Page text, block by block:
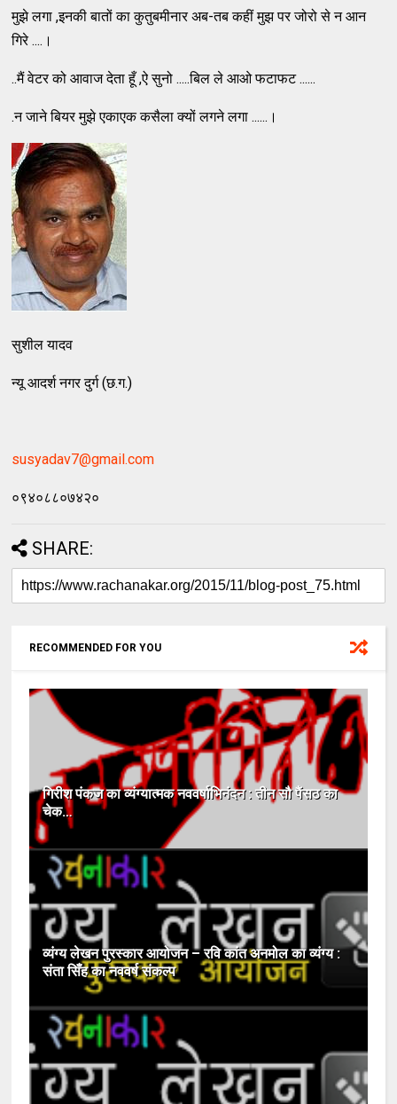
मुझे लगा ,इनकी बातों का कुतुबमीनार अब-तब कहीं मुझ पर जोरो से न आन
गिरे ....।
..मैं वेटर को आवाज देता हूँ ,ऐ सुनो .....बिल ले आओ फटाफट ......
.न जाने बियर मुझे एकाएक कसैला क्यों लगने लगा ......।
सुशील यादव
न्यू आदर्श नगर दुर्ग (छ.ग.)
susyadav7@gmail.com
०९४०८८०७४२०
SHARE:
RECOMMENDED FOR YOU
गिरीश पंकज का व्यंग्यात्मक नववर्षाभिनंदन : तीन सौ पैंसठ का
चेक…
व्यंग्य लेखन पुरस्कार आयोजन – रवि कांत अनमोल का व्यंग्य :
संता सिँह का नववर्ष संकल्प